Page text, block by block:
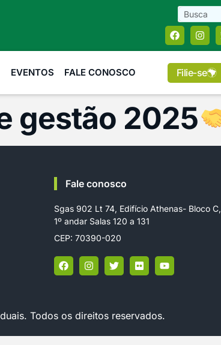
EVENTOS FALE CONOSCO Filie-se
gestão 2025
Fale conosco
Sgas 902 Lt 74, Edifício Athenas- Bloco C,
1º andar Salas 120 a 131
CEP: 70390-020
Todos os direitos reservados.